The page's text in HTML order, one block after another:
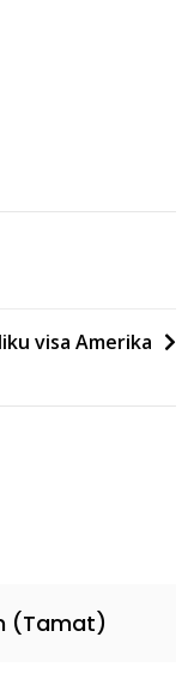
visa Amerika
(Tamat)